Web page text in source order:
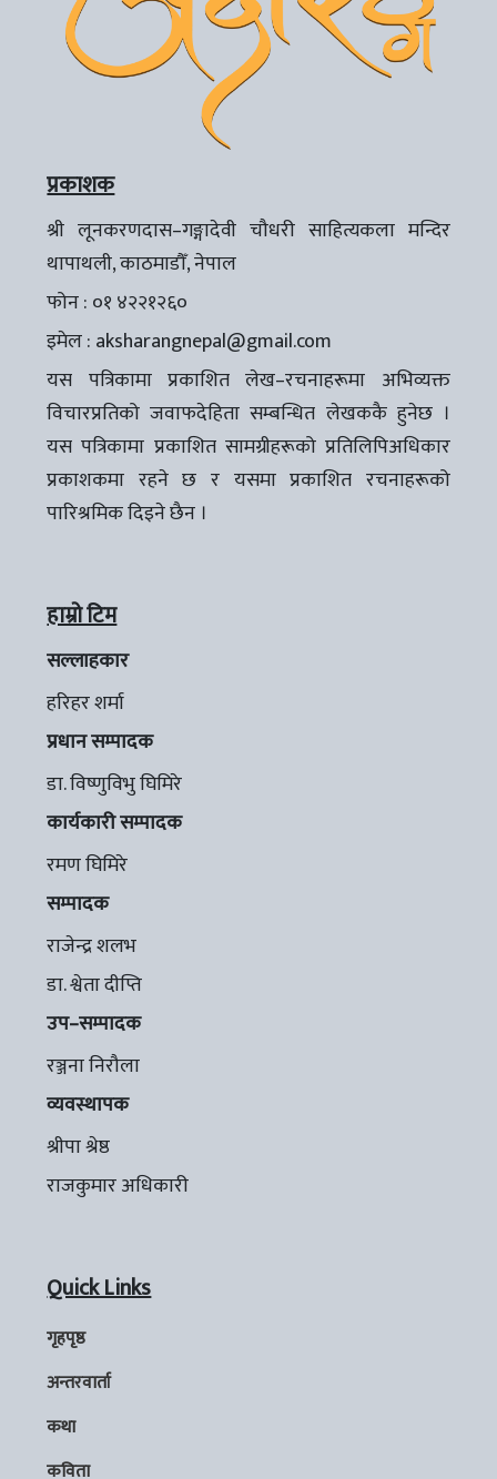
प्रकाशक
श्री लूनकरणदास–गङ्गादेवी चौधरी साहित्यकला मन्दिर
थापाथली, काठमाडौँ, नेपाल
फोन : ०१ ४२२१२६०
इमेल : aksharangnepal@gmail.com
यस पत्रिकामा प्रकाशित लेख–रचनाहरूमा अभिव्यक्त
विचारप्रतिको जवाफदेहिता सम्बन्धित लेखककै हुनेछ ।
यस पत्रिकामा प्रकाशित सामग्रीहरूको प्रतिलिपिअधिकार
प्रकाशकमा रहने छ र यसमा प्रकाशित रचनाहरूको
पारिश्रमिक दिइने छैन ।
हाम्रो टिम
सल्लाहकार
हरिहर शर्मा
प्रधान सम्पादक
डा. विष्णुविभु घिमिरे
कार्यकारी सम्पादक
रमण घिमिरे
सम्पादक
राजेन्द्र शलभ
डा. श्वेता दीप्ति
उप–सम्पादक
रञ्जना निरौला
व्यवस्थापक
श्रीपा श्रेष्ठ
राजकुमार अधिकारी
Quick Links
गृहपृष्ठ
अन्तरवार्ता
कथा
कविता